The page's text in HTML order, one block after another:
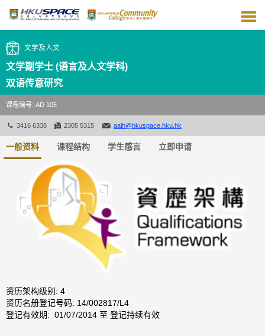
主
要
内
容
文学及人文
文学副学士 (语言及人文学科)
双语传意研究
课程编号: AD 105
3416 6338 2305 5315 aalh@hkuspace.hku.hk
一般资料 课程结构 学生感言 立即申请
资历架构级别: 4
资历名册登记号码: 14/002817/L4
登记有效期: 01/07/2014 至 登记持续有效